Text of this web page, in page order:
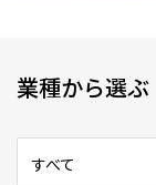
業種から選ぶ
すべて